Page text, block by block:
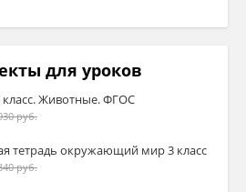
для уроков
класс. Животные. ФГОС
руб.
тетрадь окружающий мир 3 класс
руб.